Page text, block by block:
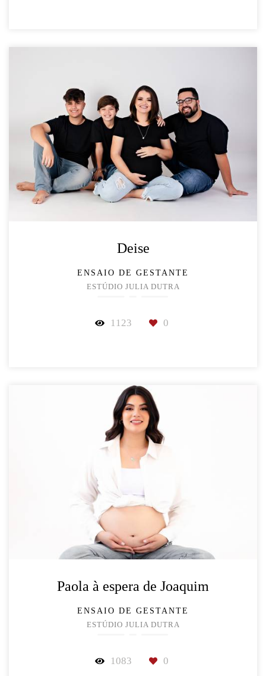
Deise
ENSAIO DE GESTANTE
ESTÚDIO JULIA DUTRA
1123 0
Paola à espera de Joaquim
ENSAIO DE GESTANTE
ESTÚDIO JULIA DUTRA
1083 0